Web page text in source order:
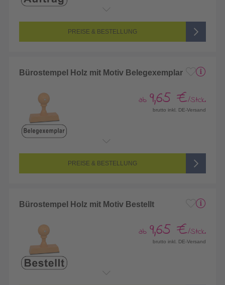
PREISE & BESTELLUNG
Bürostempel Holz mit Motiv Belegexemplar
ab 9,65 €/Stck.
brutto inkl. DE-Versand
PREISE & BESTELLUNG
Bürostempel Holz mit Motiv Bestellt
ab 9,65 €/Stck.
brutto inkl. DE-Versand